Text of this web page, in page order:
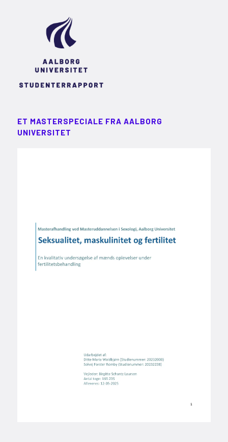
ET MASTERSPECIALE FRA AALBORG
UNIVERSITET